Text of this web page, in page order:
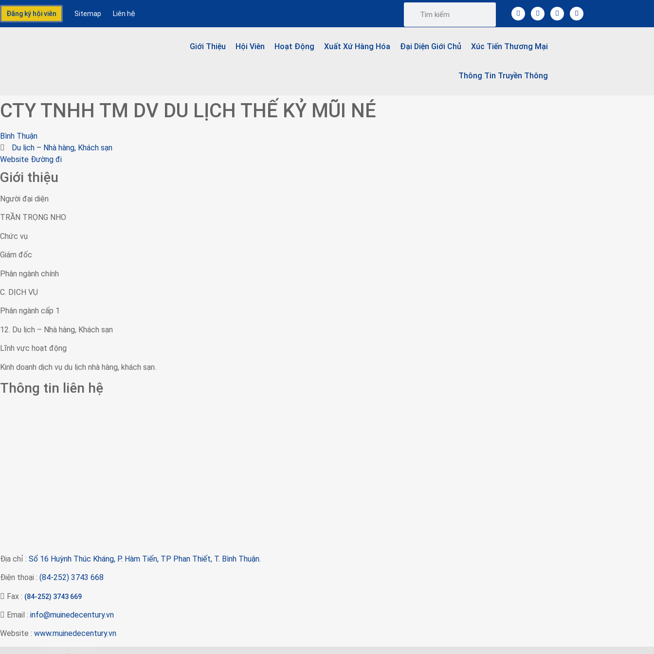
Đăng ký hội viên Sitemap Liên hệ
Giới Thiệu Hội Viên Hoạt Động Xuất Xứ Hàng Hóa Đại Diện Giới Chủ Xúc Tiến Thương Mại
Thông Tin Truyền Thông
CTY TNHH TM DV DU LỊCH THẾ KỶ MŨI NÉ
Bình Thuận
Du lịch – Nhà hàng, Khách sạn
Website Đường đi
Giới thiệu
Người đại diện
TRẦN TRỌNG NHO
Chức vụ
Giám đốc
Phân ngành chính
C. DỊCH VỤ
Phân ngành cấp 1
12. Du lịch – Nhà hàng, Khách sạn
Lĩnh vực hoạt động
Kinh doanh dịch vụ du lịch nhà hàng, khách sạn.
Thông tin liên hệ
Địa chỉ : Số 16 Huỳnh Thúc Kháng, P. Hàm Tiến, TP Phan Thiết, T. Bình Thuận.
Điện thoại : (84-252) 3743 668
Fax : (84-252) 3743 669
Email : info@muinedecentury.vn
Website : www.muinedecentury.vn